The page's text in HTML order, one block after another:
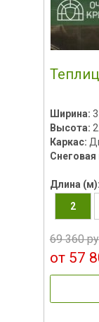
Ширина:
Высота:
Каркас:
Снеговая
Длина (м):
2
69 360
от 57